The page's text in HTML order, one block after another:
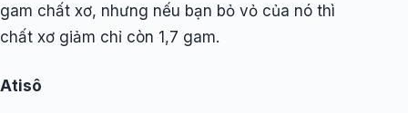
gam chất xơ, nhưng nếu bạn bỏ vỏ của nó thì
chất xơ giảm chỉ còn 1,7 gam.
Atisô